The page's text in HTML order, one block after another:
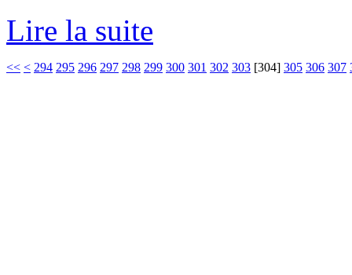
Lire la suite
<< < 294 295 296 297 298 299 300 301 302 303 [304] 305 306 307